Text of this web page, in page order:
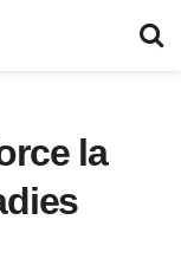
la